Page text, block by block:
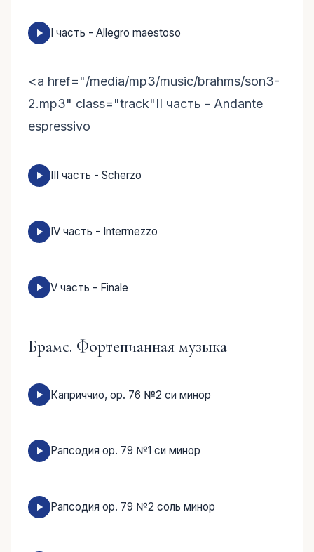
I часть - Allegro maestoso
<a href="/media/mp3/music/brahms/son3-
2.mp3" class="track"II часть - Andante
espressivo
III часть - Scherzo
IV часть - Intermezzo
V часть - Finale
Брамс. Фортепианная музыка
Каприччио, ор. 76 №2 си минор
Рапсодия ор. 79 №1 си минор
Рапсодия ор. 79 №2 соль минор